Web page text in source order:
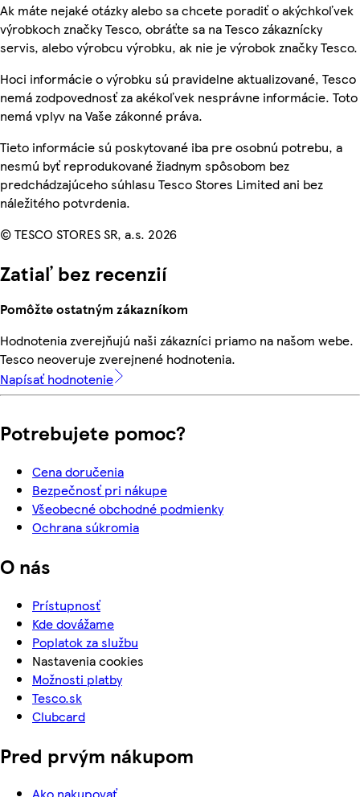
Ak máte nejaké otázky alebo sa chcete poradiť o akýchkoľvek
výrobkoch značky Tesco, obráťte sa na Tesco zákaznícky
servis, alebo výrobcu výrobku, ak nie je výrobok značky Tesco.
Hoci informácie o výrobku sú pravidelne aktualizované, Tesco
nemá zodpovednosť za akékoľvek nesprávne informácie. Toto
nemá vplyv na Vaše zákonné práva.
Tieto informácie sú poskytované iba pre osobnú potrebu, a
nesmú byť reprodukované žiadnym spôsobom bez
predchádzajúceho súhlasu Tesco Stores Limited ani bez
náležitého potvrdenia.
© TESCO STORES SR, a.s. 2026
Zatiaľ bez recenzií
Pomôžte ostatným zákazníkom
Hodnotenia zverejňujú naši zákazníci priamo na našom webe.
Tesco neoveruje zverejnené hodnotenia.
Napísať hodnotenie
Potrebujete pomoc?
Cena doručenia
Bezpečnosť pri nákupe
Všeobecné obchodné podmienky
Ochrana súkromia
O nás
Prístupnosť
Kde dovážame
Poplatok za službu
Nastavenia cookies
Možnosti platby
Tesco.sk
Clubcard
Pred prvým nákupom